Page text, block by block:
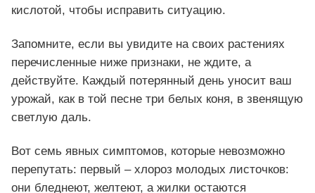
кислотой, чтобы исправить ситуацию.
Запомните, если вы увидите на своих растениях
перечисленные ниже признаки, не ждите, а
действуйте. Каждый потерянный день уносит ваш
урожай, как в той песне три белых коня, в звенящую
светлую даль.
Вот семь явных симптомов, которые невозможно
перепутать: первый – хлороз молодых листочков:
они бледнеют, желтеют, а жилки остаются